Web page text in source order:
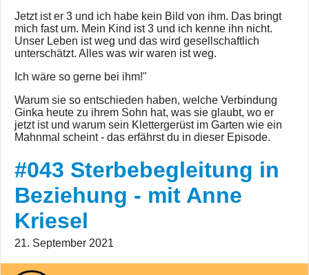
Jetzt ist er 3 und ich habe kein Bild von ihm. Das bringt
mich fast um. Mein Kind ist 3 und ich kenne ihn nicht.
Unser Leben ist weg und das wird gesellschaftlich
unterschätzt. Alles was wir waren ist weg.
Ich wäre so gerne bei ihm!"
Warum sie so entschieden haben, welche Verbindung
Ginka heute zu ihrem Sohn hat, was sie glaubt, wo er
jetzt ist und warum sein Klettergerüst im Garten wie ein
Mahnmal scheint - das erfährst du in dieser Episode.
#043 Sterbebegleitung in
Beziehung - mit Anne
Kriesel
21. September 2021